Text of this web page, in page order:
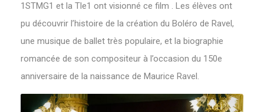
1STMG1 et la Tle1 ont visionné ce film . Les élèves ont
pu découvrir l’histoire de la création du Boléro de Ravel,
une musique de ballet très populaire, et la biographie
romancée de son compositeur à l’occasion du 150e
anniversaire de la naissance de Maurice Ravel.